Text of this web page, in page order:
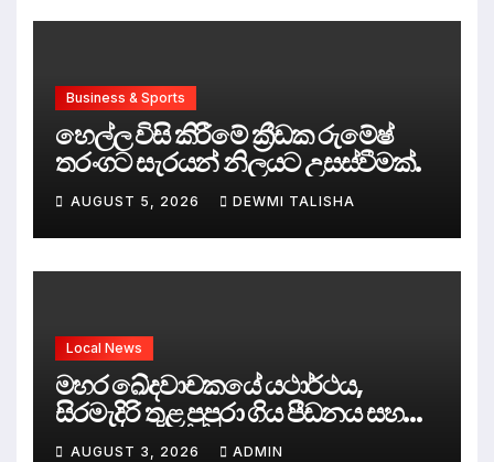
Business & Sports
හෙල්ල විසි කිරීමේ ක්‍රීඩක රුමේෂ්
තරංගට සැරයන් නිලයට උසස්වීමක්.
AUGUST 5, 2026 DEWMI TALISHA
Local News
මහර ඛේදවාචකයේ යථාර්ථය,
සිරමැදිරි තුළ පුපුරා ගිය පීඩනය සහ
පලිගැනීමේ දේශපාලනය
AUGUST 3, 2026 ADMIN